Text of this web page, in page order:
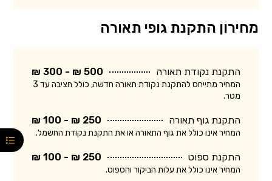
מחירון התקנת גופי תאורה
התקנת נקודת תאורה 500 ₪ - 300 ₪
המחיר מתייחס להתקנת נקודת תאורה חדשה, כולל חציבה עד 3
מטר.
התקנת גוף תאורה 250 ₪ - 100 ₪
המחיר אינו כולל את גוף התאורה או את התקנת נקודת החשמל.
התקנת ספוט 250 ₪ - 100 ₪
המחיר אינו כולל את עלות הביקור והספוט.